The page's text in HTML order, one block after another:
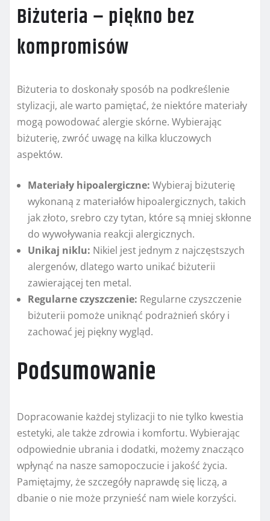
Biżuteria – piękno bez
kompromisów
Biżuteria to doskonały sposób na podkreślenie
stylizacji, ale warto pamiętać, że niektóre materiały
mogą powodować alergie skórne. Wybierając
biżuterię, zwróć uwagę na kilka kluczowych
aspektów.
Materiały hipoalergiczne: Wybieraj biżuterię
wykonaną z materiałów hipoalergicznych, takich
jak złoto, srebro czy tytan, które są mniej skłonne
do wywoływania reakcji alergicznych.
Unikaj niklu: Nikiel jest jednym z najczęstszych
alergenów, dlatego warto unikać biżuterii
zawierającej ten metal.
Regularne czyszczenie: Regularne czyszczenie
biżuterii pomoże uniknąć podrażnień skóry i
zachować jej piękny wygląd.
Podsumowanie
Dopracowanie każdej stylizacji to nie tylko kwestia
estetyki, ale także zdrowia i komfortu. Wybierając
odpowiednie ubrania i dodatki, możemy znacząco
wpłynąć na nasze samopoczucie i jakość życia.
Pamiętajmy, że szczegóły naprawdę się liczą, a
dbanie o nie może przynieść nam wiele korzyści.